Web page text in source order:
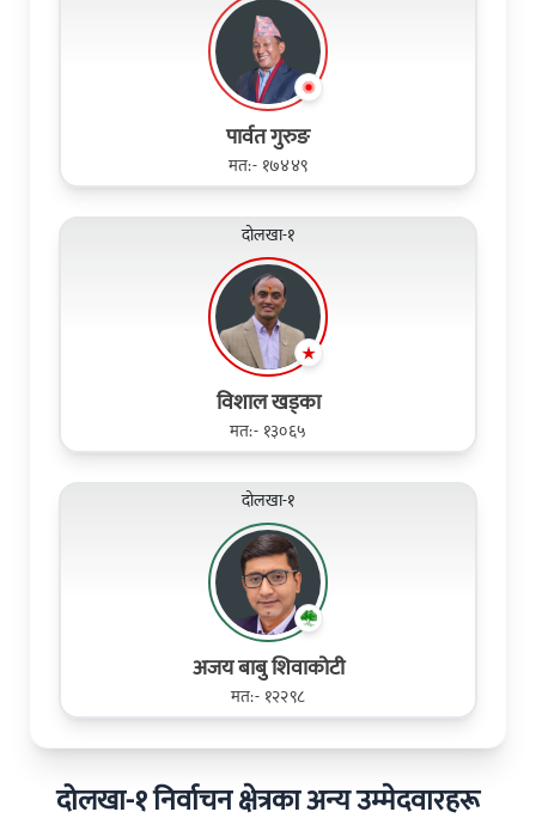
पार्वत गुरुङ
मत:- १७४४९
दोलखा-१
विशाल खड्का
मत:- १३०६५
दोलखा-१
अजय बाबु शिवाकोटी
मत:- १२२९८
दोलखा-१ निर्वाचन क्षेत्रका अन्य उम्मेदवारहरू